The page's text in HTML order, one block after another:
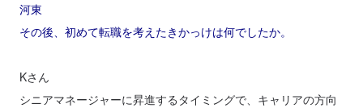
河東
その後、初めて転職を考えたきかっけは何でしたか。
Kさん
シニアマネージャーに昇進するタイミングで、キャリアの方向